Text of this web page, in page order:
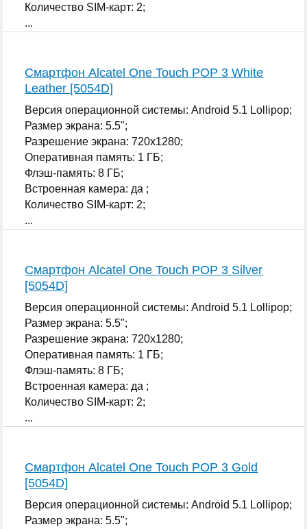
Количество SIM-карт: 2;
...
Смартфон Alcatel One Touch POP 3 White
Leather [5054D]
Версия операционной системы: Android 5.1 Lollipop;
Размер экрана: 5.5";
Разрешение экрана: 720x1280;
Оперативная память: 1 ГБ;
Флэш-память: 8 ГБ;
Встроенная камера: да ;
Количество SIM-карт: 2;
...
Смартфон Alcatel One Touch POP 3 Silver
[5054D]
Версия операционной системы: Android 5.1 Lollipop;
Размер экрана: 5.5";
Разрешение экрана: 720x1280;
Оперативная память: 1 ГБ;
Флэш-память: 8 ГБ;
Встроенная камера: да ;
Количество SIM-карт: 2;
...
Смартфон Alcatel One Touch POP 3 Gold
[5054D]
Версия операционной системы: Android 5.1 Lollipop;
Размер экрана: 5.5";